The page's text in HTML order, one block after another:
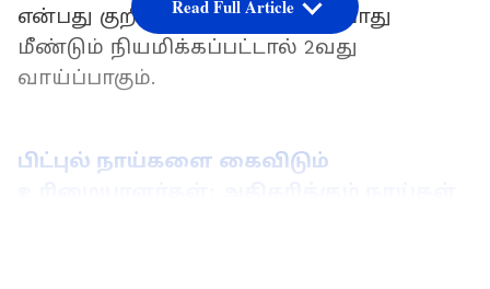
என்பது குறிப்பிடத்தக்கது. இப்போது
மீண்டும் நியமிக்கப்பட்டால் 2வது
வாய்ப்பாகும்.
பிட்புல் நாய்களை கைவிடும்
Read Full Article